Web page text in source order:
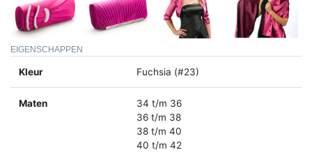
EIGENSCHAPPEN
Kleur Fuchsia (#23)
Maten
34 t/m 36
36 t/m 38
38 t/m 40
40 t/m 42